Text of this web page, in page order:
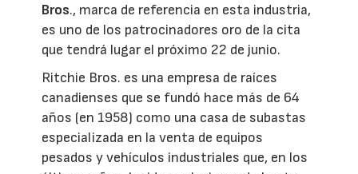
Bros., marca de referencia en esta industria,
es uno de los patrocinadores oro de la cita
que tendrá lugar el próximo 22 de junio.
Ritchie Bros. es una empresa de raíces
canadienses que se fundó hace más de 64
años (en 1958) como una casa de subastas
especializada en la venta de equipos
pesados y vehículos industriales que, en los